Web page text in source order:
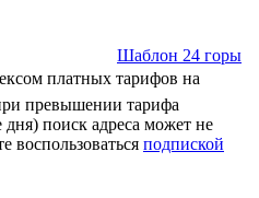
Шаблон 24 горы
платных тарифов на
превышении тарифа
поиск адреса может не
воспользоваться подпиской